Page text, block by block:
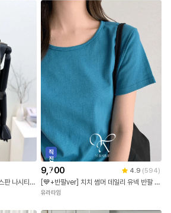
[국내생산] 단추 후드넥 슬림핏 스판 나시티 26SS
직
진
배
송
9,700 4.9 (594)
[💙+반팔ver] 치치 썸머 데일리 유넥 반팔 티셔츠 (레이어드/6color)
유라타임